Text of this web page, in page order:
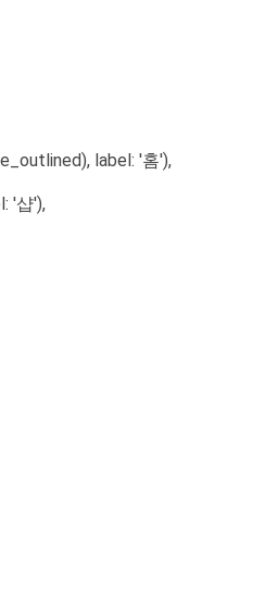
label: '홈'),
'샵'),